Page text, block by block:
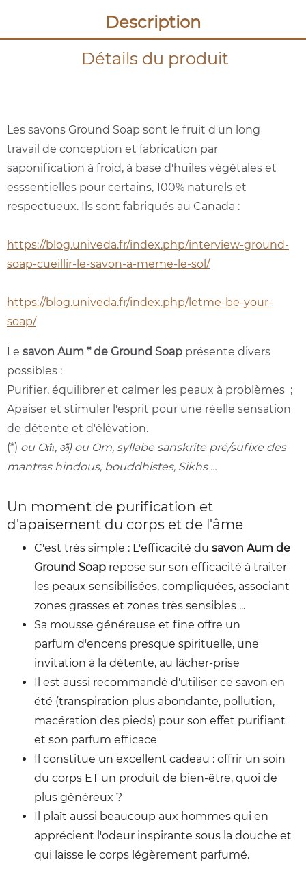
Description
Détails du produit
Les savons Ground Soap sont le fruit d'un long
travail de conception et fabrication par
saponification à froid, à base d'huiles végétales et
esssentielles pour certains, 100% naturels et
respectueux. Ils sont fabriqués au Canada :
https://blog.univeda.fr/index.php/interview-ground-
soap-cueillir-le-savon-a-meme-le-sol/
https://blog.univeda.fr/index.php/letme-be-your-
soap/
Le savon Aum * de Ground Soap présente divers
possibles :
Purifier, équilibrer et calmer les peaux à problèmes ;
Apaiser et stimuler l'esprit pour une réelle sensation
de détente et d'élévation.
(*) ou Om̐, ॐ) ou Om, syllabe sanskrite pré/sufixe des
mantras hindous, bouddhistes, Sikhs ...
Un moment de purification et
d'apaisement du corps et de l'âme
C'est très simple : L'efficacité du savon Aum de
Ground Soap repose sur son efficacité à traiter
les peaux sensibilisées, compliquées, associant
zones grasses et zones très sensibles ...
Sa mousse généreuse et fine offre un
parfum d'encens presque spirituelle, une
invitation à la détente, au lâcher-prise
Il est aussi recommandé d'utiliser ce savon en
été (transpiration plus abondante, pollution,
macération des pieds) pour son effet purifiant
et son parfum efficace
Il constitue un excellent cadeau : offrir un soin
du corps ET un produit de bien-être, quoi de
plus généreux ?
Il plaît aussi beaucoup aux hommes qui en
apprécient l'odeur inspirante sous la douche et
qui laisse le corps légèrement parfumé.